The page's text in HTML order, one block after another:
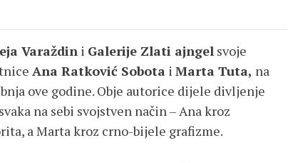
Varaždin i Galerije Zlati ajngel svoje
Ana Ratković Sobota i Marta Tuta, na
ove godine. Obje autorice dijele divljenje
na sebi svojstven način – Ana kroz
a Marta kroz crno-bijele grafizme.